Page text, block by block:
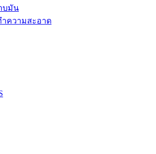
บมัน
ำความสะอาด